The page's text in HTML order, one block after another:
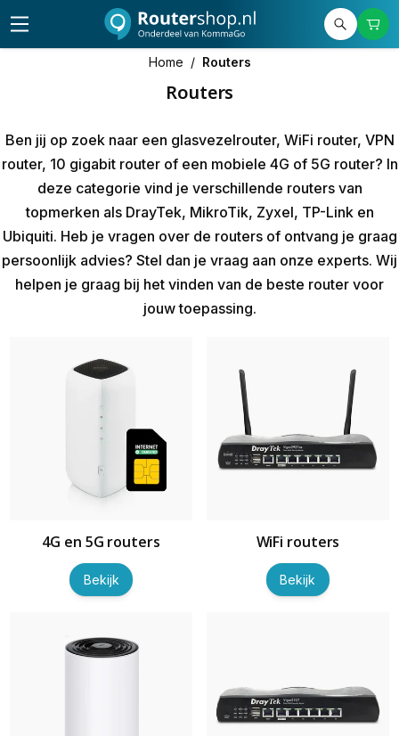
Home / Routers
Routers
Ben jij op zoek naar een glasvezelrouter, WiFi router, VPN
router, 10 gigabit router of een mobiele 4G of 5G router? In
deze categorie vind je verschillende routersvan
topmerken als DrayTek, MikroTik, Zyxel, TP-Link en
Ubiquiti. Heb je vragen over de routers of ontvang je graag
persoonlijk advies? Stel dan je vraag aan onze experts. Wij
helpen je graag bij het vinden van de beste router voor
jouw toepassing.
4G en 5G routers
Bekijk
WiFi routers
Bekijk